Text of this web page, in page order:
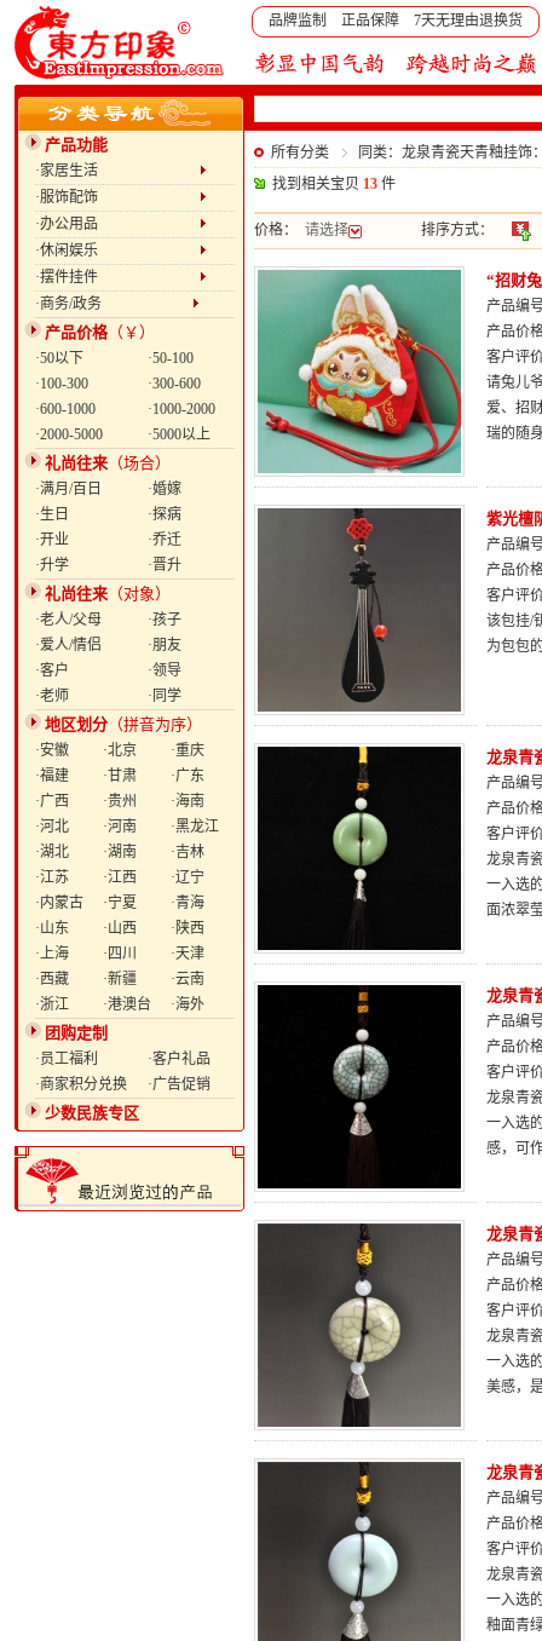
品牌监制 正品保障 7天无理由退换货
产品功能
·家居生活
·服饰配饰
·办公用品
·休闲娱乐
·摆件挂件
·商务/政务
产品价格（￥）
·50以下
·50-100
·100-300
·300-600
·600-1000
·1000-2000
·2000-5000
·5000以上
礼尚往来 （场合）
·满月/百日
·婚嫁
·生日
·探病
·开业
·乔迁
·升学
·晋升
礼尚往来 （对象）
·老人/父母
·孩子
·爱人/情侣
·朋友
·客户
·领导
·老师
·同学
地区划分 （拼音为序）
·安徽 ·北京
·重庆
·福建
·甘肃
·广东
·广西
·贵州
·海南
·河北
·河南
·黑龙江
·湖北
·湖南
·吉林
·江苏
·江西
·辽宁
·内蒙古
·宁夏
·青海
·山东
·山西
·陕西
·上海
·四川
·天津
·西藏
·新疆
·云南
·浙江
·港澳台 ·海外
团购定制
·员工福利
·客户礼品
·商家积分兑换
·广告促销
少数民族专区
所有分类
同类：龙泉青瓷天青釉挂饰
找到相关宝贝 13 件
价格： 请选择 排序方式：
“招财
产品编
产品价
客户评
请兔儿
爱、招
瑞的随
紫光檀
产品编
产品价
客户评
该包挂/
为包包
龙泉青
产品编
产品价
客户评
龙泉青
一入选
面浓翠
龙泉青
产品编
产品价
客户评
龙泉青
一入选
感，可
龙泉青
产品编
产品价
客户评
龙泉青
一入选
美感，
龙泉青
产品编
产品价
客户评
龙泉青
一入选
釉面青